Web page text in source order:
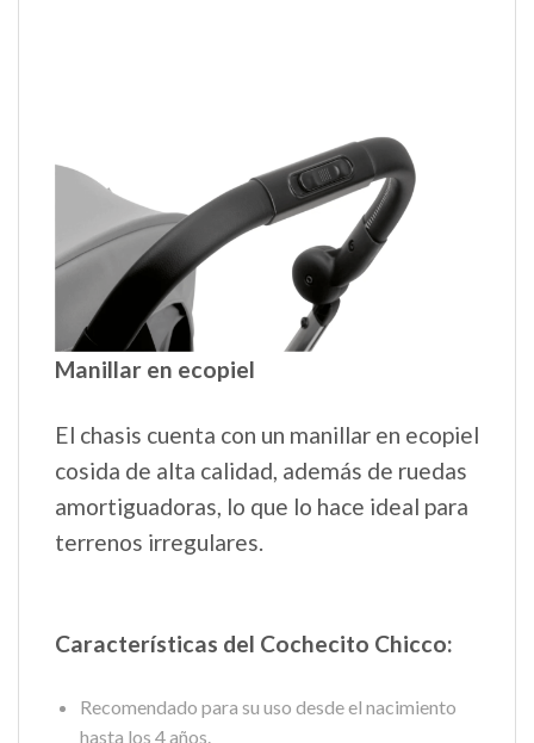
Manillar en ecopiel
El chasis cuenta con un manillar en ecopiel
cosida de alta calidad, además de ruedas
amortiguadoras, lo que lo hace ideal para
terrenos irregulares.
Características del Cochecito Chicco:
Recomendado para su uso desde el nacimiento
hasta los 4 años.